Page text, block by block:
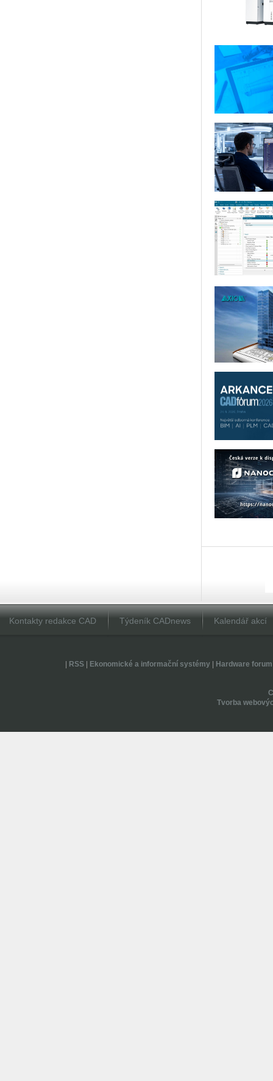
Kontakty redakce CAD Týdeník CADnews Kalendář akcí
RSS| Ekonomické a informační systémy| Hardware forum
Tvorba